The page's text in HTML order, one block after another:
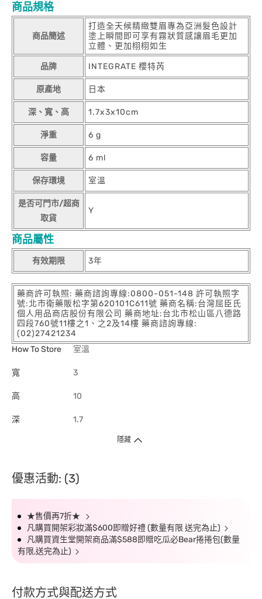
商品規格
商品簡述
打造全天候精緻雙眉專為亞洲髮色設計
塗上瞬間即可享有霧狀質感讓眉毛更加
立體、更加栩栩如生
品牌 INTEGRATE 櫻特芮
原產地 日本
深、寬、高 1.7x3x10cm
淨重 6 g
容量 6 ml
保存環境 室溫
是否可門市/超商
取貨
Y
商品屬性
有效期限 3年
藥商許可執照: 藥商諮詢專線:0800-051-148 許可執照字
號:北市衛藥販松字第620101C611號 藥商名稱:台灣屈臣氏
個人用品商店股份有限公司 藥商地址:台北市松山區八德路
四段760號11樓之1、之2及14樓 藥商諮詢專線:
(02)27421234
How To Store
室溫
寬 3
高 10
深 1.7
隱藏
優惠活動: (3)
★售價再7折★
凡購買開架彩妝滿$600即贈好禮 (數量有限 送完為止)
凡購買資生堂開架商品滿$588即贈吃瓜必Bear捲捲包(數量
有限,送完為止)
付款方式與配送方式